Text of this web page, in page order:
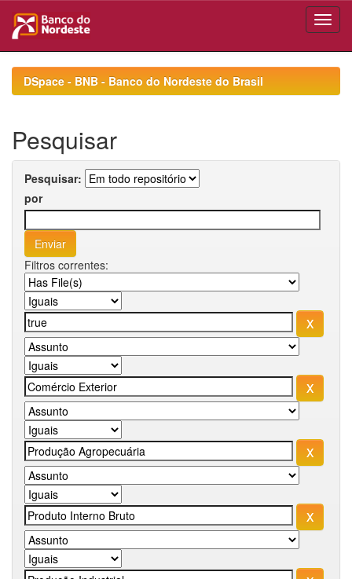
navigationDSpace - BNB - Banco do Nordeste do Brasil
Pesquisar
Pesquisar:
por
Filtros correntes: